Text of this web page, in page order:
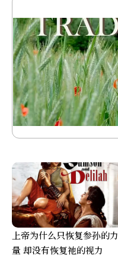
上帝为什么只恢复参孙的力
量 却没有恢复祂的视力